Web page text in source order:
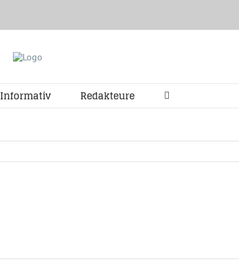
Informativ Redakteure